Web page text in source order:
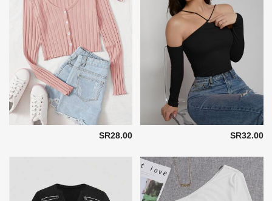
SR32.00
SR28.00